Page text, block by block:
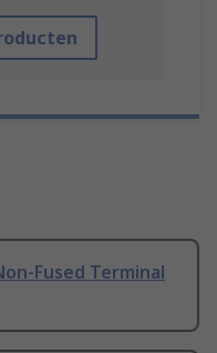
Fused Terminal